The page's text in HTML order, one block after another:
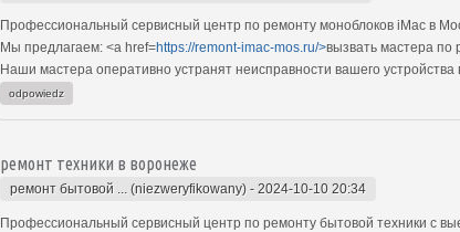
Профессиональный сервисный центр по ремонту моноблоков iMac в
Мы предлагаем: <a href=https://remont-imac-mos.ru/>вызвать мастера по
Наши мастера оперативно устранят неисправности вашего
odpowiedz
ремонт техники в воронеже
ремонт бытовой ... (niezweryfikowany) - 2024-10-10 20:34
Профессиональный сервисный центр по ремонту бытовой техники с